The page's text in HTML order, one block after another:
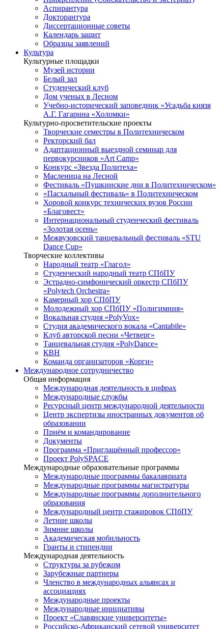
Аспирантура
Докторантура
Диссертационные советы
Календарь защит
Образцы заявлений
Культура
Культурные площадки
Музей истории
Белый зал
Студенческий клуб
Дом ученых в Лесном
Учебно-исторический заповедник «Усадьба князя
А.Г. Гагарина «Холомки»
Культурно-просветительские проекты
Творческие семестры в Политехническом
Ректорский бал
Адаптационный выездной семинар для
первокурсников «Art Camp»
Конкурс «Звезда Политеха»
Масленица на Лесной
Фестиваль «Пушкинские дни в Политехническом»
«Пасхальный фестиваль» в Политехническом
Хоровой конкурс технических вузов России
«Благовест»
Интернациональный студенческий фестиваль
«Золотая осень»
Межвузовский танцевальный фестиваль «STU
Dance Cup»
Творческие коллективы
Народный театр «Глагол»
Студенческий народный театр СПбПУ
Эстрадно-симфонический оркестр СПбПУ
«Polytech Orchestra»
Камерный хор СПбПУ
Молодежный хор СПбПУ «Полигимния»
Вокальная студия «PolyVox»
Студия академического вокала «Cantabile»
Клуб авторской песни «Четверг»
Танцевальная студия «PolyDance»
КВН
Команда организаторов «Корги»
Международное сотрудничество
Общая информация
Международная деятельность в цифрах
Международные службы
Ресурсный центр международной деятельности
Центр экспертизы иностранных документов об
образовании
Приём и командирование
Документы
Программа «Приглашённый профессор»
Проект PolySPACE
Международные образовательные программы
Международные программы бакалавриата
Международные программы магистратуры
Международные программы дополнительного
образования
Международный центр стажировок СПбПУ
Летние школы
Зимние школы
Академическая мобильность
Гранты и стипендии
Международная деятельность
Структуры за рубежом
Зарубежные партнеры
Членство в международных альянсах и
ассоциациях
Международные проекты
Международные инициативы
Проект «Славянские университеты»
Российско-Африканский сетевой университет